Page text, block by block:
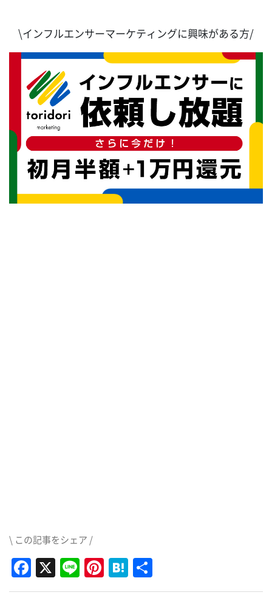
\インフルエンサーマーケティングに興味がある方/
\ この記事をシェア /
Facebook
X LinePinterest
Hatena
有